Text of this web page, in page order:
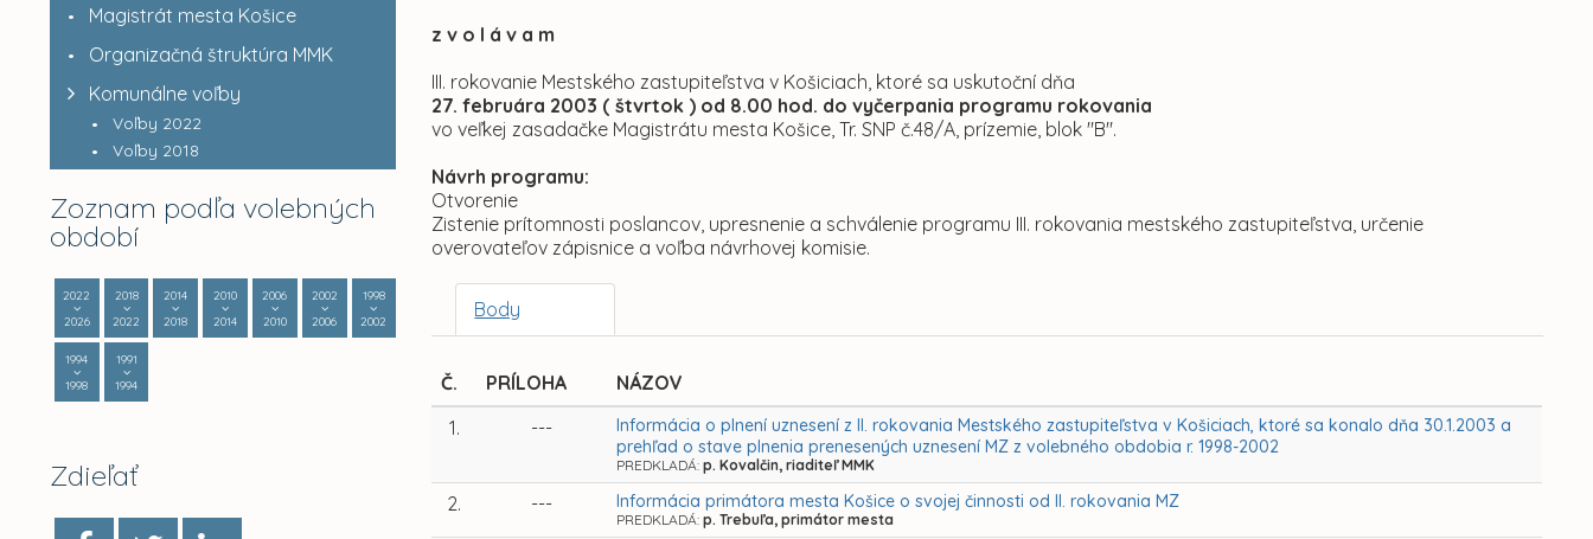
Magistrát mesta Košice
Organizačná štruktúra MMK
Komunálne voľby
Voľby 2022
Voľby 2018
Zoznam podľa volebných
období
2022
2026
2018
2022
2014
2018
2010
2014
2006
2010
2002
2006
1998
2002
1994
1998
1991
1994
Zdieľať
z v o l á v a m
III. rokovanie Mestského zastupiteľstva v Košiciach, ktoré sa uskutoční dňa
27. februára 2003 ( štvrtok ) od 8.00 hod. do vyčerpania programu rokovania
vo veľkej zasadačke Magistrátu mesta Košice, Tr. SNP č.48/A, prízemie, blok "B".
Návrh programu:
Otvorenie
Zistenie prítomnosti poslancov, upresnenie a schválenie programu III. rokovania mestského zastupiteľstva, určenie
overovateľov zápisnice a voľba návrhovej komisie.
Body
Č. PRÍLOHA
NÁZOV
1.
---
Informácia o plnení uznesení z II. rokovania Mestského zastupiteľstva v Košiciach, ktoré sa konalo dňa 30.1.2003 a
prehľad o stave plnenia prenesených uznesení MZ z volebného obdobia r. 1998-2002
PREDKLADÁ:p. Kovalčin, riaditeľ MMK
2. --- Informácia primátora mesta Košice o svojej činnosti od II. rokovania MZ
PREDKLADÁ:p. Trebuľa, primátor mesta